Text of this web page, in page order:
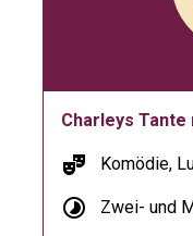
Charleys Tante
theater_comedy Komödie,
timelapse Zwei- und